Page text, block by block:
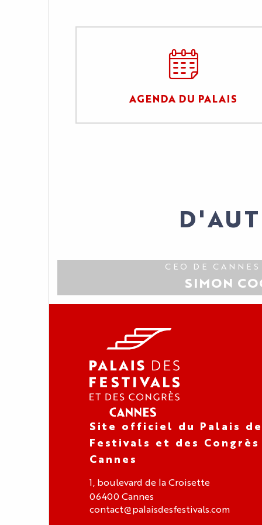
AGENDA DU PALAIS
CEO DE
SIMON
Site officiel du Palais
Festivals et des
Cannes
1, boulevard de la Croisette
06400 Cannes
contact@palaisdesfestivals.com